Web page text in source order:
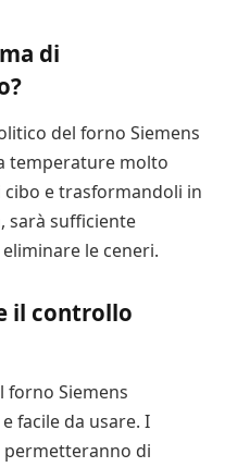
di
del forno Siemens
temperature molto
e trasformandoli in
sarà sufficiente
le ceneri.
il controllo
Siemens
facile da usare. I
di